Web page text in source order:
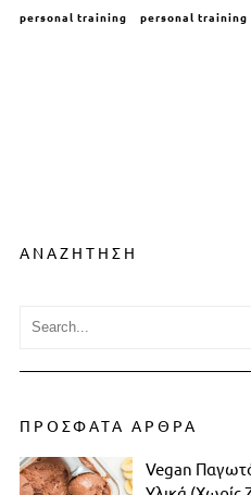
personal training personal training
ΑΝΑΖΗΤΗΣΗ
ΠΡΟΣΦΑΤΑ ΑΡΘΡΑ
Vegan